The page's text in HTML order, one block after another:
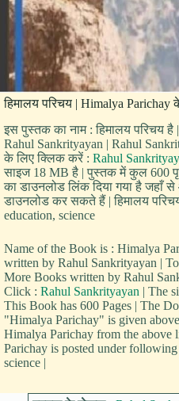
हिमालय परिचय | Himalya Parichay
इस पुस्तक का नाम : हिमालय परिचय
Rahul Sankrityayan | Rahul
के लिए क्लिक करें : Rahul
साइज 18 MB है | पुस्तक में कुल 600
का डाउनलोड लिंक दिया गया है जहाँ
डाउनलोड कर सकते हैं | हिमालय
education, science
Name of the Book is : Himalya
written by Rahul Sankrityayan |
More Books written by Rahul
Click : Rahul Sankrityayan | The
This Book has 600 Pages | The
"Himalya Parichay" is given
Himalya Parichay from the above
Parichay is posted under
science |